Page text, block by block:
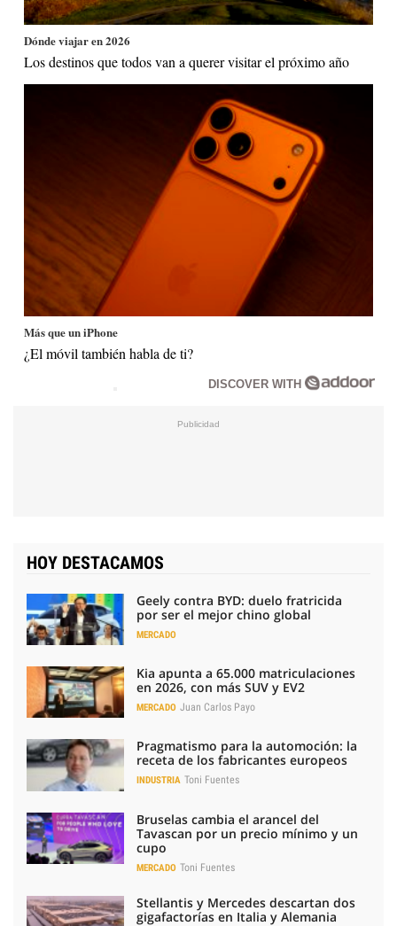
Dónde viajar en 2026
Los destinos que todos van a querer visitar el próximo año
Más que un iPhone
¿El móvil también habla de ti?
DISCOVER WITH
HOY DESTACAMOS
Geely contra BYD: duelo fratricida
por ser el mejor chino global
MERCADO
Kia apunta a 65.000 matriculaciones
en 2026, con más SUV y EV2
MERCADO Juan Carlos Payo
Pragmatismo para la automoción: la
receta de los fabricantes europeos
INDUSTRIA Toni Fuentes
Bruselas cambia el arancel del
Tavascan por un precio mínimo y un
cupo
MERCADO Toni Fuentes
Stellantis y Mercedes descartan dos
gigafactorías en Italia y Alemania